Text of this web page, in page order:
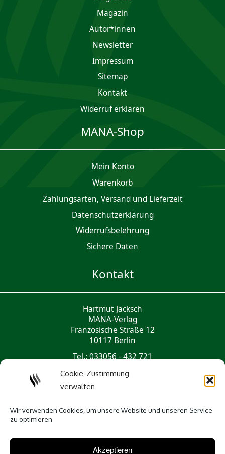
Cookie-Zustimmung
verwalten
Wir verwenden Cookies, um unsere Website und unseren Service
zu optimieren
Akzeptieren
Magazin
Autor*innen
Newsletter
Impres­sum
Sitemap
Kontakt
Widerruf erklären
MANA-Shop
Mein Konto
Waren­korb
Zahlungsarten, Versand und Lieferzeit
Daten­schutz­er­klärung
Widerrufsbelehrung
Sichere Daten
Kontakt
Hartmut Jäcksch
MANA-Verlag
Französische Straße 12
10117 Berlin
Tel.: 033056 - 432 721
Social Media